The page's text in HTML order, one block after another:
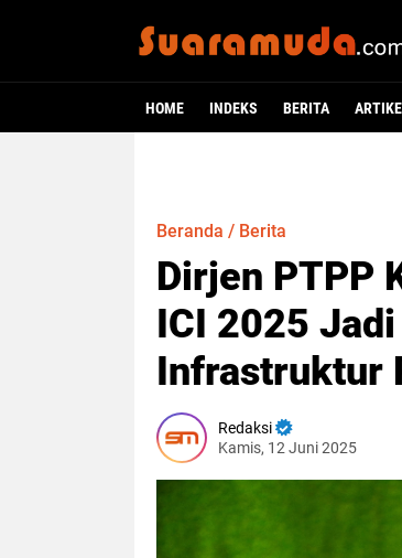
HOME INDEKS BERITA
Beranda / Berita
Dirjen PTPP
ICI 2025
Infrastruktur
Redaksi
Kamis, 12 Juni 2025